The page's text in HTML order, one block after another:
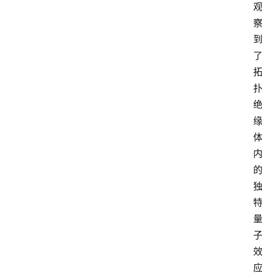
观
察
到
了
拓
扑
绝
缘
体
内
的
独
特
量
子
效
应